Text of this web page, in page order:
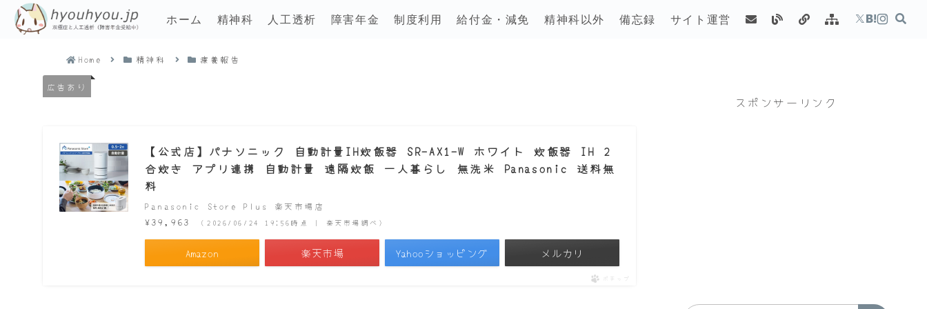
ホーム 精神科 人工透析 障害年金 制度利用 給付金・減免 精神科以外 備忘録 サイト運営
Home 精神科 療養報告
広告あり
【公式店】パナソニック 自動計量IH炊飯器 SR-AX1-W ホワイト 炊飯器 IH 2
合炊き アプリ連携 自動計量 遠隔炊飯 一人暮らし 無洗米 Panasonic 送料無
料
Panasonic Store Plus 楽天市場店
¥39,963 （2026/06/24 19:56時点 | 楽天市場調べ）
Amazon 楽天市場 Yahooショッピング メルカリ
ポチップ
スポンサーリンク